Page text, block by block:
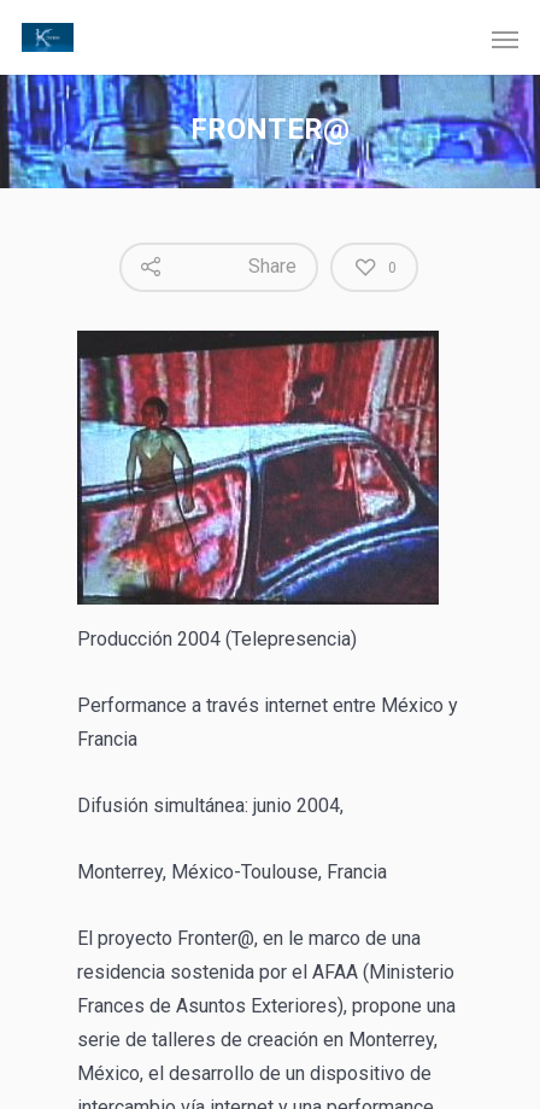
FRONTER@
Share 0
Producción 2004 (Telepresencia)
Performance a través internet entre México y
Francia
Difusión simultánea: junio 2004,
Monterrey, México-Toulouse, Francia
El proyecto Fronter@, en le marco de una
residencia sostenida por el AFAA (Ministerio
Frances de Asuntos Exteriores), propone una
serie de talleres de creación en Monterrey,
México, el desarrollo de un dispositivo de